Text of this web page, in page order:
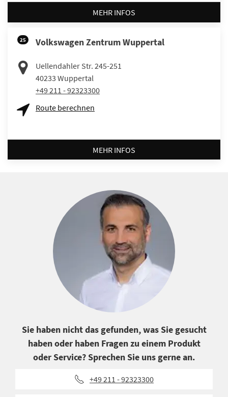
MEHR INFOS
25 Volkswagen Zentrum Wuppertal
Uellendahler Str. 245-251
40233 Wuppertal
+49 211 - 92323300
Route berechnen
MEHR INFOS
Sie haben nicht das gefunden, was Sie gesucht
haben oder haben Fragen zu einem Produkt
oder Service? Sprechen Sie uns gerne an.
+49 211 - 92323300